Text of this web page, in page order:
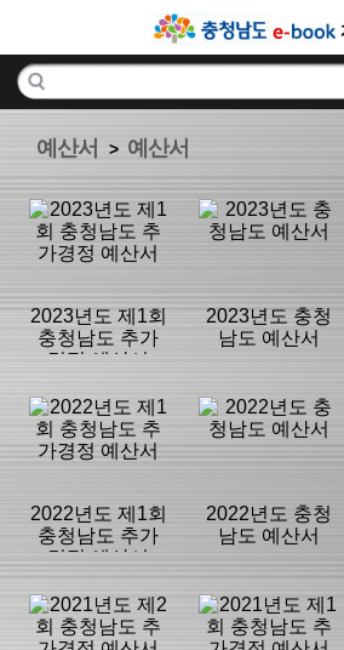
예산서 > 예산서
2023년도 제1회
충청남도 추가
경정 예산서
분류명 : 예산서
|
2024/01/03
2023년도 충청
남도 예산서
분류명 : 예산서
|
2023/01/17
2022년도 제1회
충청남도 추가
경정 예산서
분류명 : 예산서
2022년도 충청
남도 예산서
분류명 : 예산서